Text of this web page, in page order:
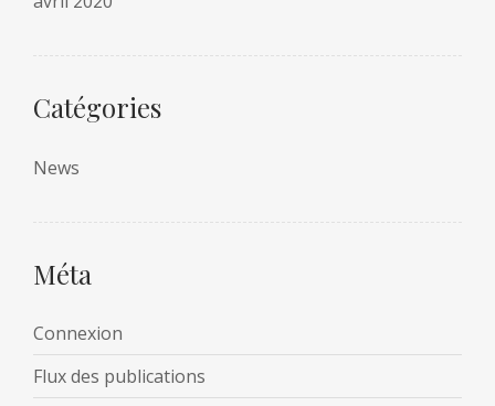
Catégories
News
Méta
Connexion
Flux des publications